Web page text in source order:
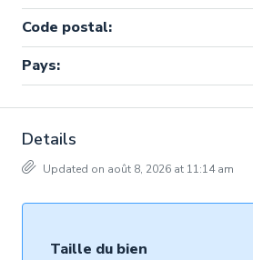
Code postal:
Pays:
Details
Updated on août 8, 2026 at 11:14 am
Taille du bien